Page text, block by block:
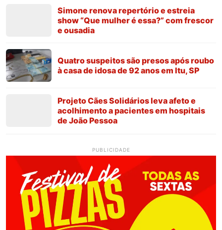
Simone renova repertório e estreia
show “Que mulher é essa?” com frescor
e ousadia
Quatro suspeitos são presos após roubo
à casa de idosa de 92 anos em Itu, SP
Projeto Cães Solidários leva afeto e
acolhimento a pacientes em hospitais
de João Pessoa
PUBLICIDADE